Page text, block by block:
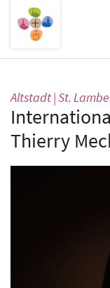
Zum Inhalt
Altstadt | St.
Thierry